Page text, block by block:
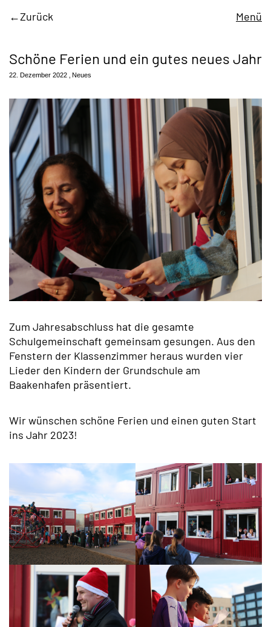
Zurück Menü
Schöne Ferien und ein gutes neues Jahr
22. Dezember 2022 Neues
Zum Jahresabschluss hat die gesamte
Schulgemeinschaft gemeinsam gesungen. Aus den
Fenstern der Klassenzimmer heraus wurden vier
Lieder den Kindern der Grundschule am
Baakenhafen präsentiert.
Wir wünschen schöne Ferien und einen guten Start
ins Jahr 2023!